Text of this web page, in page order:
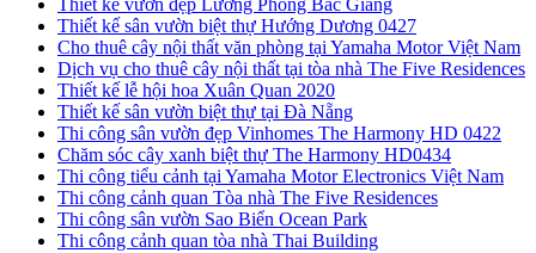
Thiết kế vườn đẹp Lương Phong Bắc Giang
Thiết kế sân vườn biệt thự Hướng Dương 0427
Cho thuê cây nội thất văn phòng tại Yamaha Motor Việt Nam
Dịch vụ cho thuê cây nội thất tại tòa nhà The Five Residences
Thiết kế lễ hội hoa Xuân Quan 2020
Thiết kế sân vườn biệt thự tại Đà Nẵng
Thi công sân vườn đẹp Vinhomes The Harmony HD 0422
Chăm sóc cây xanh biệt thự The Harmony HD0434
Thi công tiểu cảnh tại Yamaha Motor Electronics Việt Nam
Thi công cảnh quan Tòa nhà The Five Residences
Thi công sân vườn Sao Biển Ocean Park
Thi công cảnh quan tòa nhà Thai Building